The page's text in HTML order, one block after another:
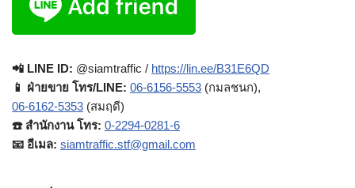
📲 LINE ID: @siamtraffic / https://lin.ee/B31E6QD
📱 ฝ่ายขาย โทร/LINE: 06-6156-5553 (กมลชนก),
06-6162-5353 (สมฤดี)
☎️ สำนักงาน โทร: 0-2294-0281-6
📧 อีเมล: siamtraffic.stf@gmail.com